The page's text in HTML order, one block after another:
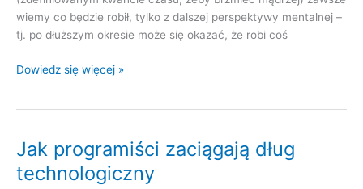
wiemy co będzie robił, tylko z dalszej perspektywy mentalnej –
tj. po dłuższym okresie może się okazać, że robi coś
Nie
będziesz
miał
dług
Dowiedz się więcej »
Jak programiści zaciągają dług
technologiczny